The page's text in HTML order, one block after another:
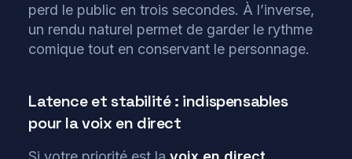
perd le public en trois secondes. À l’inverse,
un rendu naturel permet de garder le rythme
comique tout en conservant le personnage.
Latence et stabilité : indispensables
pour la voix en direct